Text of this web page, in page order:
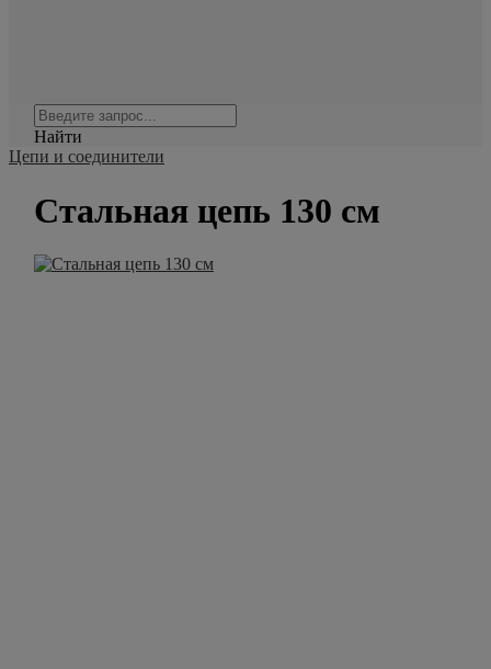
Найти
Цепи и соединители
Стальная цепь 130 см